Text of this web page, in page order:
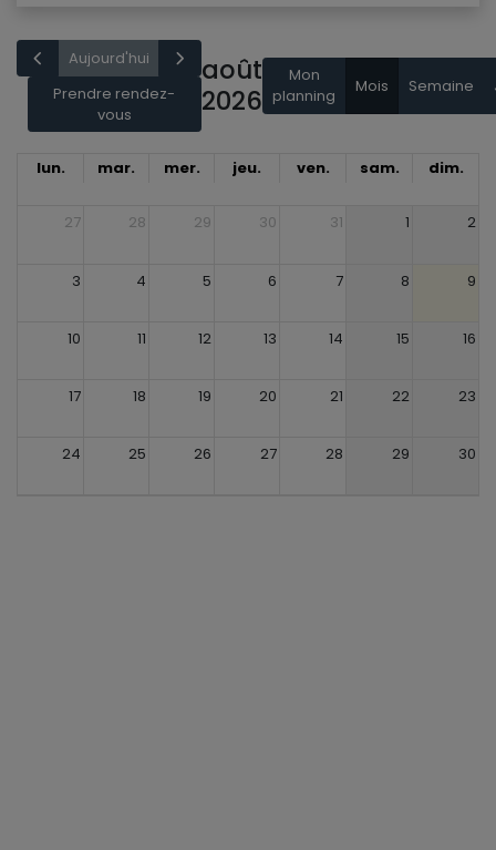
Aujourd'hui
Prendre rendez-
vous
août
2026
Mon
planning
Mois Semaine
lun. mar. mer. jeu. ven. sam. dim.
27 28 29 30 31 1 2
3 4 5 6 7 8 9
10 11 12 13 14 15 16
17 18 19 20 21 22 23
24 25 26 27 28 29 30